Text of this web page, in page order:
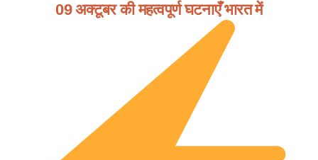
09 अक्टूबर की महत्वपूर्ण घटनाएँ भारत में